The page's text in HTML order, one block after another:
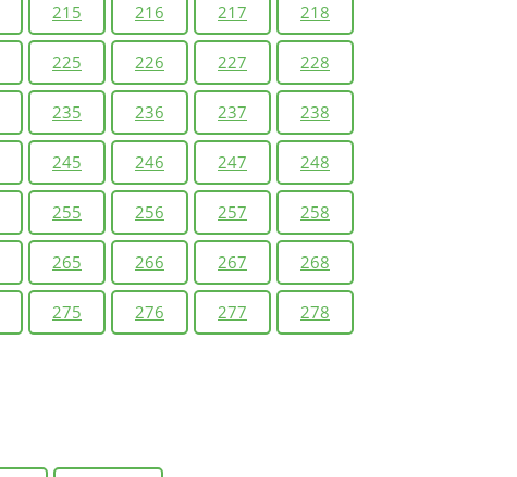
215 216 217 218
225 226 227 228
235 236 237 238
245 246 247 248
255 256 257 258
265 266 267 268
275 276 277 278